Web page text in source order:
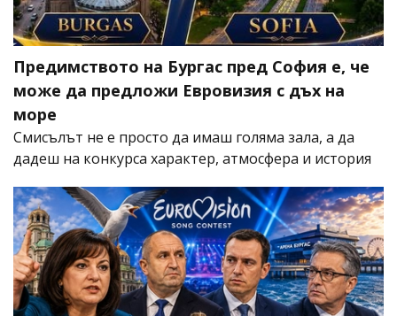
Предимството на Бургас пред София е, че
може да предложи Евровизия с дъх на
море
Смисълът не е просто да имаш голяма зала, а да
дадеш на конкурса характер, атмосфера и история